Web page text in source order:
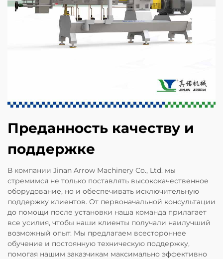
Преданность качеству и
поддержке
В компании Jinan Arrow Machinery Co., Ltd. мы
стремимся не только поставлять высококачественное
оборудование, но и обеспечивать исключительную
поддержку клиентов. От первоначальной консультации
до помощи после установки наша команда прилагает
все усилия, чтобы наши клиенты получали наилучший
возможный опыт. Мы предлагаем всестороннее
обучение и постоянную техническую поддержку,
помогая нашим заказчикам максимально эффективно